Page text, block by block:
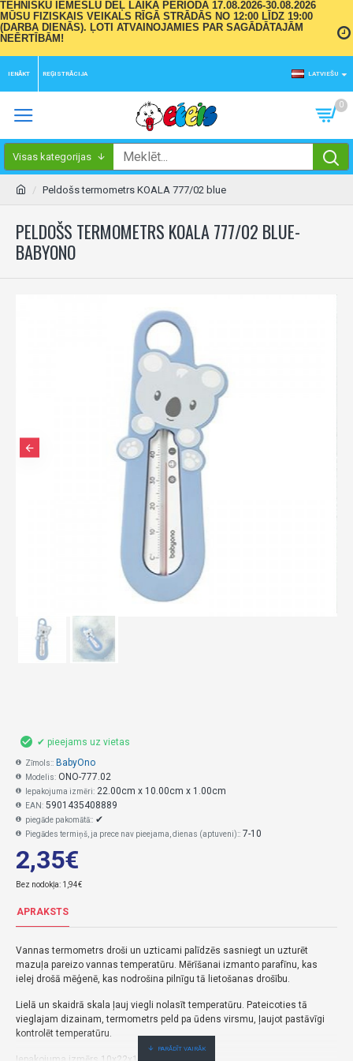
TEHNISKU IEMESLU DĒĻ LAIKA PERIODĀ 17.08.2026-30.08.2026
MŪSU FIZISKAIS VEIKALS RĪGĀ STRĀDĀS NO 12:00 LĪDZ 19:00
(DARBA DIENĀS). ĻOTI ATVAINOJAMIES PAR SAGĀDĀTAJĀM
NEĒRTĪBĀM!
IENĀKT REĢISTRĀCIJA LATVIEŠU
0
Visas kategorijas
Peldošs termometrs KOALA 777/02 blue
PELDOŠS TERMOMETRS KOALA 777/02 BLUE-
BABYONO
2,35€
Bez nodokļa: 1,94€
✔ pieejams uz vietas
Zīmols:: BabyOno
Modelis: ONO-777.02
Iepakojuma izmēri: 22.00cm x 10.00cm x 1.00cm
EAN: 5901435408889
piegāde pakomātā:: ✔
Piegādes termiņš, ja prece nav pieejama, dienas (aptuveni):: 7-10
APRAKSTS
Vannas termometrs droši un uzticami palīdzēs sasniegt un uzturēt
mazuļa pareizo vannas temperatūru. Mērīšanai izmanto parafīnu, kas
ielej drošā mēģenē, kas nodrošina pilnīgu tā lietošanas drošību.
Lielā un skaidrā skala ļauj viegli nolasīt temperatūru. Pateicoties tā
vieglajam dizainam, termometrs peld pa ūdens virsmu, ļaujot pastāvīgi
kontrolēt temperatūru.